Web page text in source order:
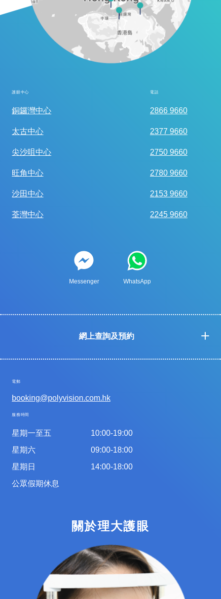
護眼中心 電話
銅鑼灣中心 2866 9660
太古中心 2377 9660
尖沙咀中心 2750 9660
旺角中心 2780 9660
沙田中心 2153 9660
荃灣中心 2245 9660
Messenger WhatsApp
網上查詢及預約
電郵
booking@polyvision.com.hk
服務時間
星期一至五
星期六
星期日
公眾假期休息
10:00-19:00
09:00-18:00
14:00-18:00
關於理大護眼